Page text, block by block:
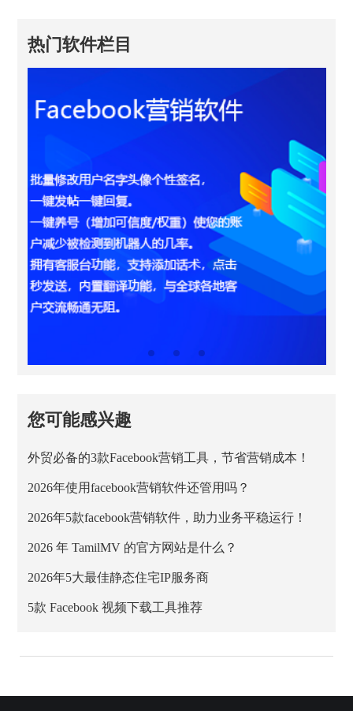
热门软件栏目
您可能感兴趣
外贸必备的3款Facebook营销工具，节省营销成本！
2026年使用facebook营销软件还管用吗？
2026年5款facebook营销软件，助力业务平稳运行！
2026 年 TamilMV 的官方网站是什么？
2026年5大最佳静态住宅IP服务商
5款 Facebook 视频下载工具推荐